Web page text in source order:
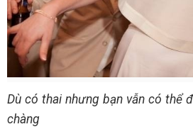
Dù có thai nhưng bạn vẫn có thể
chàng